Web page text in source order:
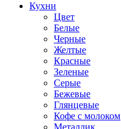
Кухни
Цвет
Белые
Черные
Желтые
Красные
Зеленые
Серые
Бежевые
Глянцевые
Кофе с молоком
Металлик